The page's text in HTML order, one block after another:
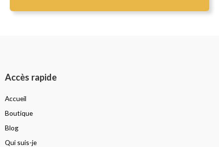
Accès rapide
Accueil
Boutique
Blog
Qui suis-je